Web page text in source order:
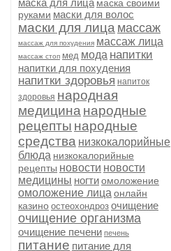
маска для лица маска своими
руками маски для волос
маски для лица массаж
массаж для похудения массаж лица
массаж стоп мед мода напитки
напитки для похудения
напитки здоровья напиток
здоровья народная
медицина народные
рецепты народные
средства низкокалорийные
блюда низкокалорийные
рецепты новости новости
медицины ногтиомоложение
омоложение лица онлайн
казино остеохондроз очищение
очищение организма
очищение печени печень
питание питание для